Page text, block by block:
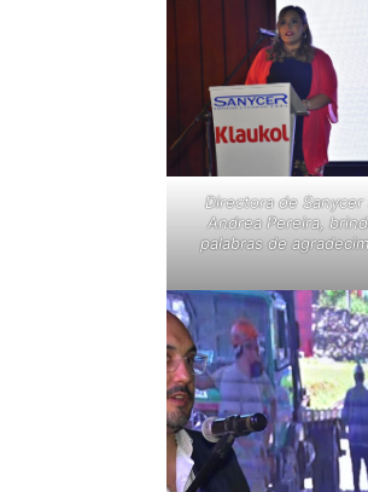
Directora de Sanycer
Andrea Pereira,
palabras de